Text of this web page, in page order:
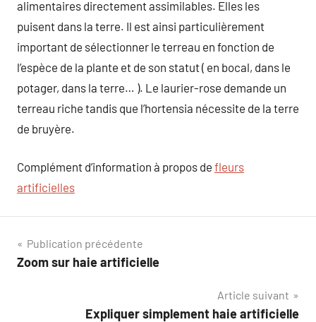
alimentaires directement assimilables. Elles les
puisent dans la terre. Il est ainsi particulièrement
important de sélectionner le terreau en fonction de
l’espèce de la plante et de son statut ( en bocal, dans le
potager, dans la terre… ). Le laurier-rose demande un
terreau riche tandis que l’hortensia nécessite de la terre
de bruyère.
Complément d’information à propos de fleurs
artificielles
Navigation
de
Publication précédente
Zoom sur haie artificielle
Article suivant
Expliquer simplement haie artificielle